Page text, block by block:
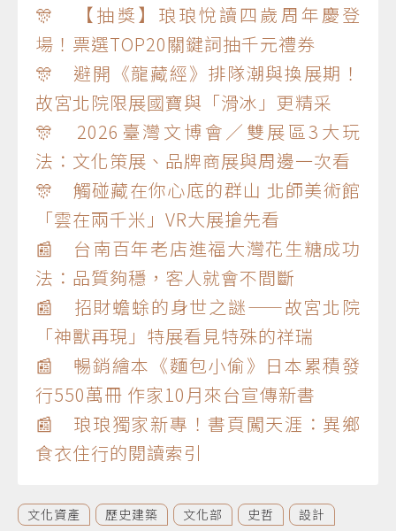
🎊 【抽獎】琅琅悅讀四歲周年慶登
場！票選TOP20關鍵詞抽千元禮券
🎊 避開《龍藏經》排隊潮與換展期！
故宮北院限展國寶與「滑冰」更精采
🎊 2026臺灣文博會／雙展區3大玩
法：文化策展、品牌商展與周邊一次看
🎊 觸碰藏在你心底的群山 北師美術館
「雲在兩千米」VR大展搶先看
📰 台南百年老店進福大灣花生糖成功
法：品質夠穩，客人就會不間斷
📰 招財蟾蜍的身世之謎——故宮北院
「神獸再現」特展看見特殊的祥瑞
📰 暢銷繪本《麵包小偷》日本累積發
行550萬冊 作家10月來台宣傳新書
📰 琅琅獨家新專！書頁闖天涯：異鄉
食衣住行的閱讀索引
文化資產 歷史建築 文化部 史哲
設計